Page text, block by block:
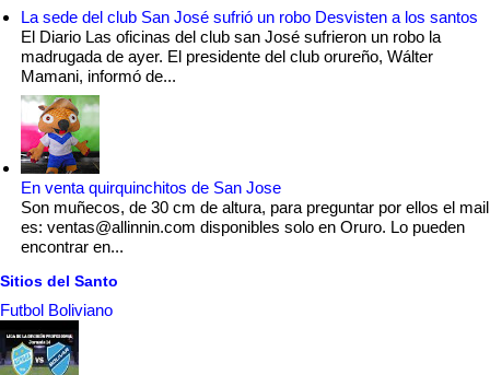
La sede del club San José sufrió un robo Desvisten a los santos
El Diario Las oficinas del club san José sufrieron un robo la
madrugada de ayer. El presidente del club orureño, Wálter
Mamani, informó de...
En venta quirquinchitos de San Jose
Son muñecos, de 30 cm de altura, para preguntar por ellos el mail
es: ventas@allinnin.com disponibles solo en Oruro. Lo pueden
encontrar en...
Sitios del Santo
Futbol Boliviano